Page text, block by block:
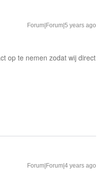
Forum|Forum|5 years ago
op te nemen zodat wij direct
Forum|Forum|4 years ago